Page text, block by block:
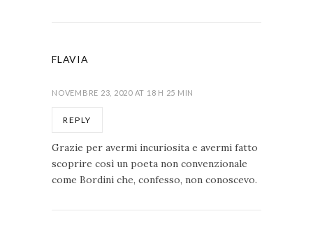
FLAVIA
NOVEMBRE 23, 2020 AT 18 H 25 MIN
REPLY
Grazie per avermi incuriosita e avermi fatto
scoprire così un poeta non convenzionale
come Bordini che, confesso, non conoscevo.